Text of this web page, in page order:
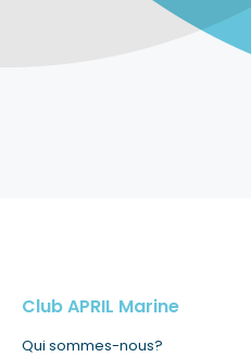
Club APRIL Marine
Qui sommes-nous?